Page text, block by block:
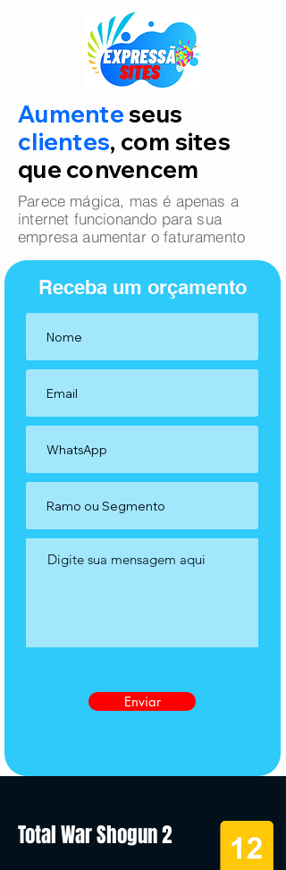
Aumenteseus
clientes, com sites
que convencem
Parece mágica, mas é apenas a
internet funcionando para sua
empresa aumentar o faturamento
Receba um orçamento
Enviar
Total War Shogun 2